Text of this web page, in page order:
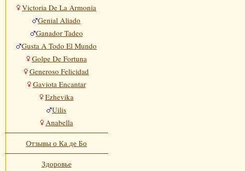
Victoria De La Armonia
Genial Aliado
Ganador Tadeo
Gusta A Todo El Mundo
Golpe De Fortuna
Generoso Felicidad
Gaviota Encantar
Ezhevika
Uilis
Anabella
Отзывы о Ка де Бо
Здоровье